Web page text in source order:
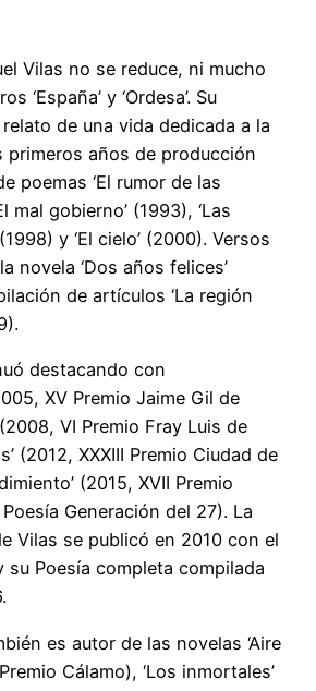
Vilas no se reduce, ni mucho
‘España’ y ‘Ordesa’. Su
de una vida dedicada a la
primeros años de producción
poemas ‘El rumor de las
mal gobierno’ (1993), ‘Las
y ‘El cielo’ (2000). Versos
novela ‘Dos años felices’
de artículos ‘La región
destacando con
XV Premio Jaime Gil de
(2008, VI Premio Fray Luis de
(2012, XXXIII Premio Ciudad de
(2015, XVII Premio
Generación del 27). La
Vilas se publicó en 2010 con el
su Poesía completa compilada
es autor de las novelas ‘Aire
Cálamo), ‘Los inmortales’